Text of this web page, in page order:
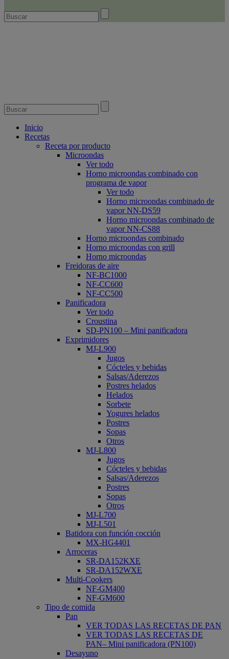
Inicio
Recetas
Receta por producto
Microondas
Ver todo
Horno microondas combinado con
programa de vapor
Ver todo
Horno microondas combinado de
vapor NN-DS59
Horno microondas combinado de
vapor NN-CS88
Horno microondas combinado
Horno microondas con grill
Horno microondas
Freidoras de aire
NF-BC1000
NF-CC600
NF-CC500
Panificadora
Ver todo
Croustina
SD-PN100 – Mini panificadora
Exprimidores
MJ-L900
Jugos
Cócteles y bebidas
Salsas/Aderezos
Postres helados
Helados
Sorbete
Yogures helados
Postres
Sopas
Otros
MJ-L800
Jugos
Cócteles y bebidas
Salsas/Aderezos
Postres
Sopas
Otros
MJ-L700
MJ-L501
Batidora con función cocción
MX-HG4401
Arroceras
SR-DA152KXE
SR-DA152WXE
Multi-Cookers
NF-GM400
NF-GM600
Tipo de comida
Pan
VER TODAS LAS RECETAS DE PAN
VER TODAS LAS RECETAS DE
PAN– Mini panificadora (PN100)
Desayuno